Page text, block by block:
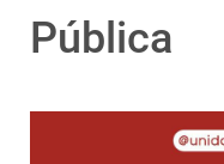
Pública